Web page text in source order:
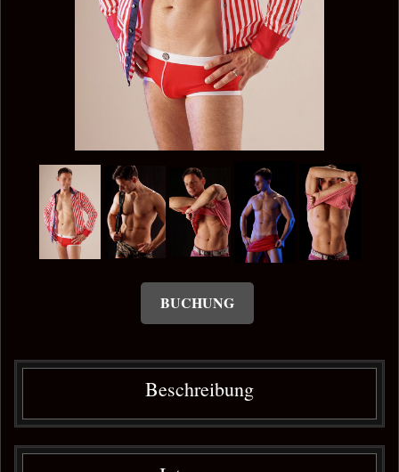
BUCHUNG
Beschreibung